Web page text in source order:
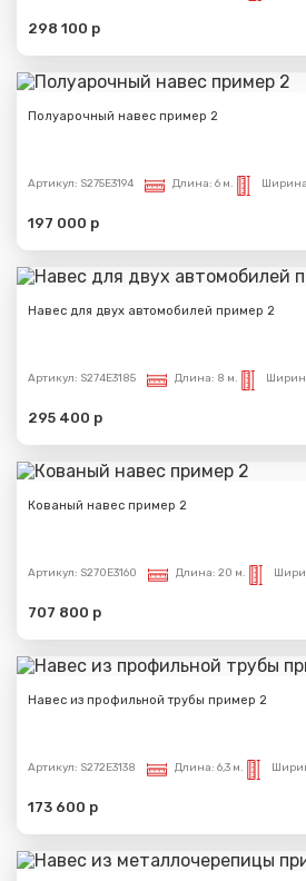
298 100 р
Полуарочный навес пример 2
Артикул: S275E3194 Длина: 6 м.
197 000 р
Навес для двух автомобилей пример 2
Артикул: S274E3185 Длина: 8 м.
295 400 р
Кованый навес пример 2
Артикул: S270E3160 Длина: 20 м.
707 800 р
Навес из профильной трубы пример 2
Артикул: S272E3138 Длина: 6,3 м.
173 600 р